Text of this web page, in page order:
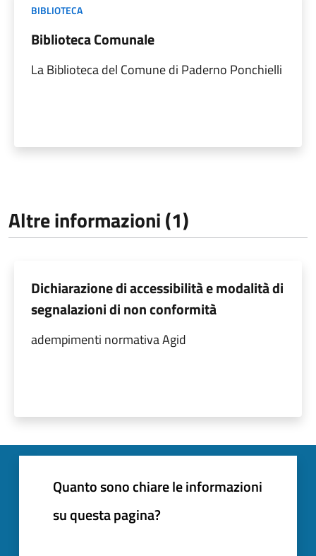
BIBLIOTECA
Biblioteca Comunale
La Biblioteca del Comune di Paderno Ponchielli
Altre informazioni (1)
Dichiarazione di accessibilità e modalità di
segnalazioni di non conformità
adempimenti normativa Agid
Quanto sono chiare le informazioni
su questa pagina?